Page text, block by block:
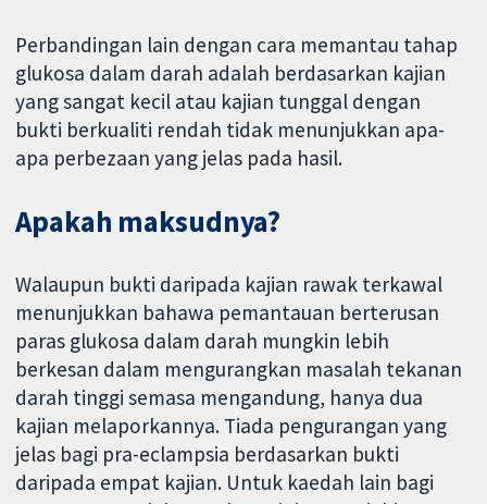
Perbandingan lain dengan cara memantau tahap
glukosa dalam darah adalah berdasarkan kajian
yang sangat kecil atau kajian tunggal dengan
bukti berkualiti rendah tidak menunjukkan apa-
apa perbezaan yang jelas pada hasil.
Apakah maksudnya?
Walaupun bukti daripada kajian rawak terkawal
menunjukkan bahawa pemantauan berterusan
paras glukosa dalam darah mungkin lebih
berkesan dalam mengurangkan masalah tekanan
darah tinggi semasa mengandung, hanya dua
kajian melaporkannya. Tiada pengurangan yang
jelas bagi pra-eclampsia berdasarkan bukti
daripada empat kajian. Untuk kaedah lain bagi